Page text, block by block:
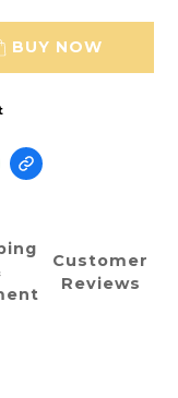
BUY NOW
Customer
Reviews